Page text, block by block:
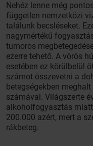
Nehéz lenne még
független nemzetközi
találunk becsléseket.
nagymértékű
tumoros
ezerre tehető. A vörös
esetében ez körülbelül
számot összevetni a
betegségekben
számával. Világszerte
alkoholfogyasztás
200.000 azért, mert a
rákbeteg.